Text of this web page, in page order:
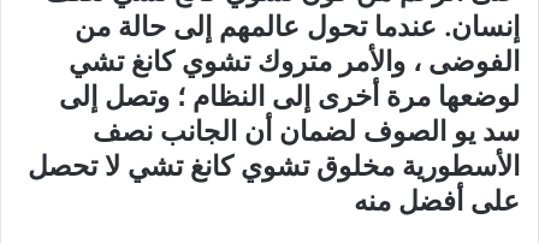
إنسان. عندما تحول عالمهم إلى حالة من
الفوضى ، والأمر متروك تشوي كانغ تشي
لوضعها مرة أخرى إلى النظام ؛ وتصل إلى
سد يو الصوف لضمان أن الجانب نصف
الأسطورية مخلوق تشوي كانغ تشي لا تحصل
على أفضل منه